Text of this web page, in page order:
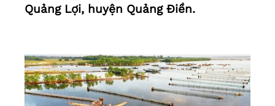
Quảng Lợi, huyện Quảng Điền.